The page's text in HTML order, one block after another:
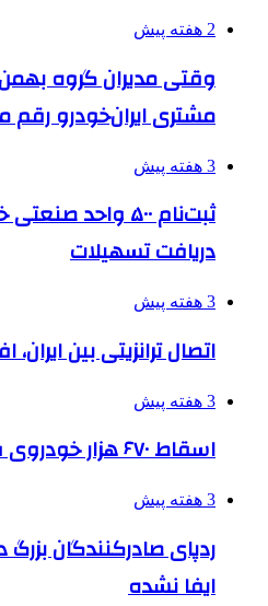
2 هفته پیش
وقتی مدیران گروه
مشتری ایران‌خودرو رقم
3 هفته پیش
ثبت‌نام ۵۰۰ واحد
دریافت تسهیلات
3 هفته پیش
اتصال ترانزیتی بین
3 هفته پیش
اسقاط ۶۷۰ هزار خودروی فرسوده طی ۳ سال
3 هفته پیش
ردپای صادرکنندگان
ایفا نشده